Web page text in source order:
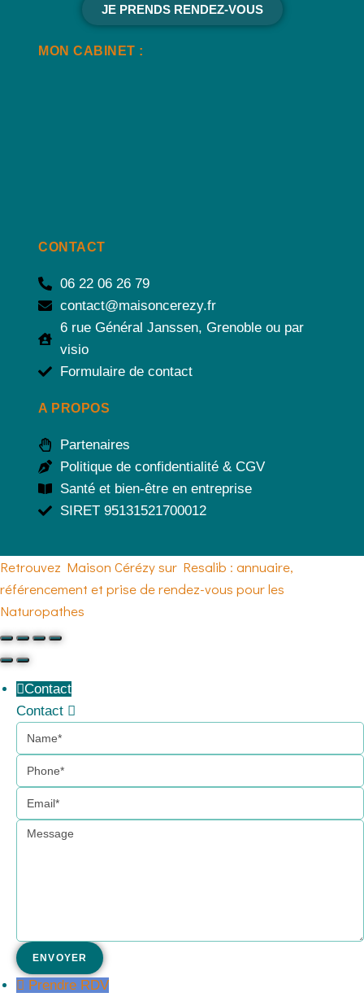
JE PRENDS RENDEZ-VOUS
MON CABINET :
CONTACT
06 22 06 26 79
contact@maisoncerezy.fr
6 rue Général Janssen, Grenoble ou par
visio
Formulaire de contact
A PROPOS
Partenaires
Politique de confidentialité & CGV
Santé et bien-être en entreprise
SIRET 95131521700012
Retrouvez Maison Cérézy sur Resalib : annuaire,
référencement et prise de rendez-vous pour les
Naturopathes
Contact
Contact
Name
Phone
Email
Message
Prendre RDV